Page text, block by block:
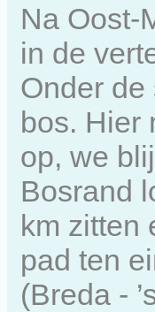
Na Oost-
in de
Onder
bos. Hier
op, we
Bosrand
km zitten
pad ten
(Breda -